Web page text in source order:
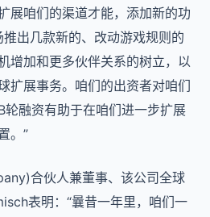
展咱们的渠道才能，添加新的功
出几款新的、改动游戏规则的
增加和更多伙伴关系的树立，以
扩展事务。咱们的出资者对咱们
轮融资有助于在咱们进一步扩展
。”
合伙人兼董事、该公司全球
表明：“曩昔一年里，咱们一